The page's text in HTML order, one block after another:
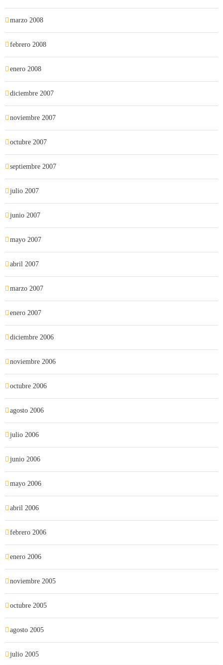
marzo 2008
febrero 2008
enero 2008
diciembre 2007
noviembre 2007
octubre 2007
septiembre 2007
julio 2007
junio 2007
mayo 2007
abril 2007
marzo 2007
enero 2007
diciembre 2006
noviembre 2006
octubre 2006
agosto 2006
julio 2006
junio 2006
mayo 2006
abril 2006
febrero 2006
enero 2006
noviembre 2005
octubre 2005
agosto 2005
julio 2005